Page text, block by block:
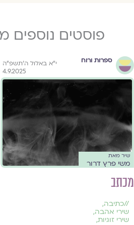
פוסטים
ספרות ורוח
י״א באלול ה׳תשפ״ה
4.9.2025
שיר מאת
משי פרץ דרור
מכתב
//כתיבה,
שירי אהבה,
שירי זוגיות,